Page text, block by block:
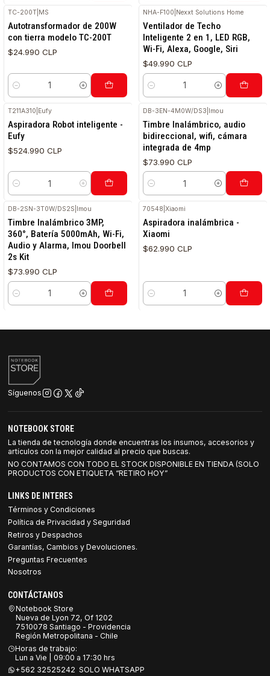
TC-200T MS
Autotransformador de 200W
con tierra modelo TC-200T
$24.990 CLP
Cantidad
NHA-F100 Nexxt Solutions Home
Ventilador de Techo
Inteligente 2 en 1, LED RGB,
Wi-Fi, Alexa, Google, Siri
$49.990 CLP
Cantidad
T211A310 Eufy
Aspiradora Robot inteligente -
Eufy
$524.990 CLP
Cantidad
DB-3EN-4M0W/DS3 Imou
Timbre Inalámbrico, audio
bidireccional, wifi, cámara
integrada de 4mp
$73.990 CLP
Cantidad
DB-2SN-3T0W/DS2S Imou
Timbre Inalámbrico 3MP,
360°, Batería 5000mAh, Wi-Fi,
Audio y Alarma, Imou Doorbell
2s Kit
$73.990 CLP
Cantidad
70548 |Xiaomi
Aspiradora inalámbrica -
Xiaomi
$62.990 CLP
Cantidad
Síguenos
NOTEBOOK STORE
La tienda de tecnología donde encuentras los insumos, accesorios y
artículos con la mejor calidad al precio que buscas.
NO CONTAMOS CON TODO EL STOCK DISPONIBLE EN TIENDA (SOLO
PRODUCTOS CON ETIQUETA “RETIRO HOY”
LINKS DE INTERES
Términos y Condiciones
Política de Privacidad y Seguridad
Retiros y Despachos
Garantías, Cambios y Devoluciones.
Preguntas Frecuentes
Nosotros
CONTÁCTANOS
Notebook Store
Nueva de Lyon 72, Of 1202
7510078 Santiago - Providencia
Región Metropolitana - Chile
Horas de trabajo:
Lun a Vie | 09:00 a 17:30 hrs
+562 32525242 SOLO WHATSAPP